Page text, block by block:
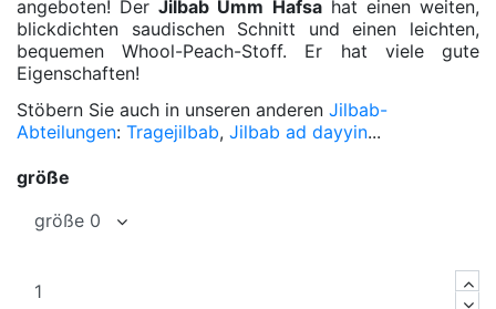
angeboten! DerJilbab Umm Hafsahat einen weiten,
blickdichten saudischen Schnitt und einen leichten,
bequemen Whool-Peach-Stoff. Er hat viele gute
Eigenschaften!
Stöbern Sie auch in unseren anderen Jilbab-
Abteilungen: Tragejilbab, Jilbab ad dayyin...
größe